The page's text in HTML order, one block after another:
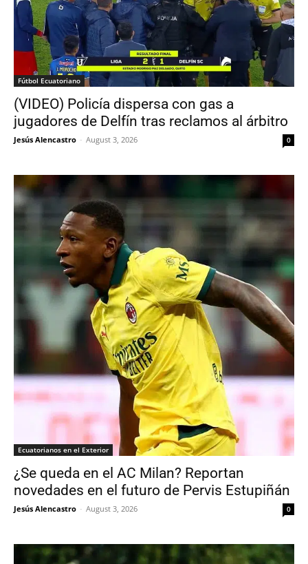
Fútbol Ecuatoriano
(VIDEO) Policía dispersa con gas a
jugadores de Delfín tras reclamos al árbitro
Jesús Alencastro - August 3, 2026 0
Ecuatorianos en el Exterior
¿Se queda en el AC Milan? Reportan
novedades en el futuro de Pervis Estupiñán
Jesús Alencastro - August 3, 2026 0